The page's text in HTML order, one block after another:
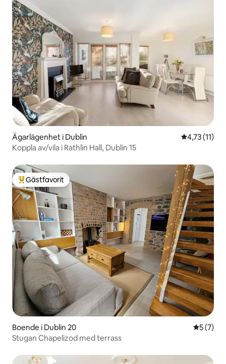
Ägarlägenhet i Dublin 4,73 av 5 i
4,73 (11)
Koppla av/vila i Rathlin Hall, Dublin 15
Populär gästfavorit
Gästfavorit
Boende i Dublin 20 5 av 5 i
5 (7)
Stugan Chapelizod med terrass